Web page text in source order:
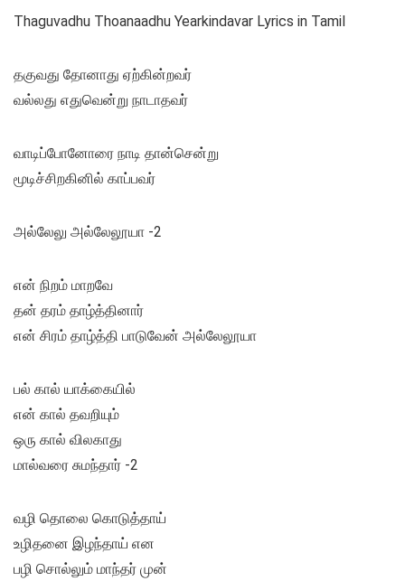
Thaguvadhu Thoanaadhu Yearkindavar Lyrics in Tamil
தகுவது தோனாது ஏற்கின்றவர்
வல்லது எதுவென்று நாடாதவர்
வாடிப்போனோரை நாடி தான்சென்று
மூடிச்சிறகினில் காப்பவர்
அல்லேலு அல்லேலூயா -2
என் நிறம் மாறவே
தன் தரம் தாழ்த்தினார்
என் சிரம் தாழ்த்தி பாடுவேன் அல்லேலூயா
பல் கால் யாக்கையில்
என் கால் தவறியும்
ஒரு கால் விலகாது
மால்வரை சுமந்தார் -2
வழி தொலை கொடுத்தாய்
உழிதனை இழந்தாய் என
பழி சொல்லும் மாந்தர் முன்